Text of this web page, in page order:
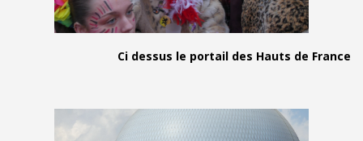
Ci dessus le portail des